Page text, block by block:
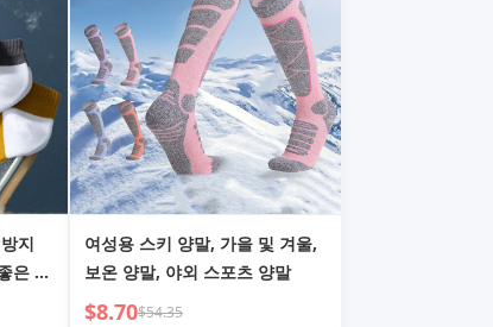
지
은 두
여성용 스키 양말, 가을 및 겨울,
보온 양말, 야외 스포츠 양말
$8.70$54.35